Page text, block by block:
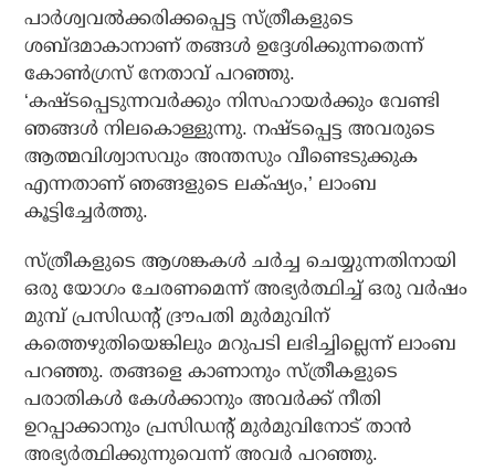
പാർശ്വവൽക്കരിക്കപ്പെട്ട സ്ത്രീകളുടെ
ശബ്ദമാകാനാണ് തങ്ങൾ ഉദ്ദേശിക്കുന്നതെന്ന്
കോൺഗ്രസ് നേതാവ് പറഞ്ഞു.
‘കഷ്ടപ്പെടുന്നവർക്കും നിസഹായർക്കും വേണ്ടി
ഞങ്ങൾ നിലകൊള്ളുന്നു. നഷ്ടപ്പെട്ട അവരുടെ
ആത്മവിശ്വാസവും അന്തസും വീണ്ടെടുക്കുക
എന്നതാണ് ഞങ്ങളുടെ ലക്‌ഷ്യം,’ ലാംബ
കൂട്ടിച്ചേർത്തു.
സ്ത്രീകളുടെ ആശങ്കകൾ ചർച്ച ചെയ്യുന്നതിനായി
ഒരു യോഗം ചേരണമെന്ന് അഭ്യർത്ഥിച്ച് ഒരു വർഷം
മുമ്പ് പ്രസിഡന്റ് ദ്രൗപതി മുർമുവിന്
കത്തെഴുതിയെങ്കിലും മറുപടി ലഭിച്ചില്ലെന്ന് ലാംബ
പറഞ്ഞു. തങ്ങളെ കാണാനും സ്ത്രീകളുടെ
പരാതികൾ കേൾക്കാനും അവർക്ക് നീതി
ഉറപ്പാക്കാനും പ്രസിഡന്റ് മുർമുവിനോട് താൻ
അഭ്യർത്ഥിക്കുന്നുവെന്ന് അവർ പറഞ്ഞു.